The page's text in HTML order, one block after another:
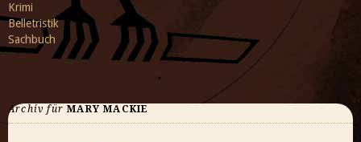
Krimi
Belletristik
Sachbuch
Archiv fürMARY MACKIE